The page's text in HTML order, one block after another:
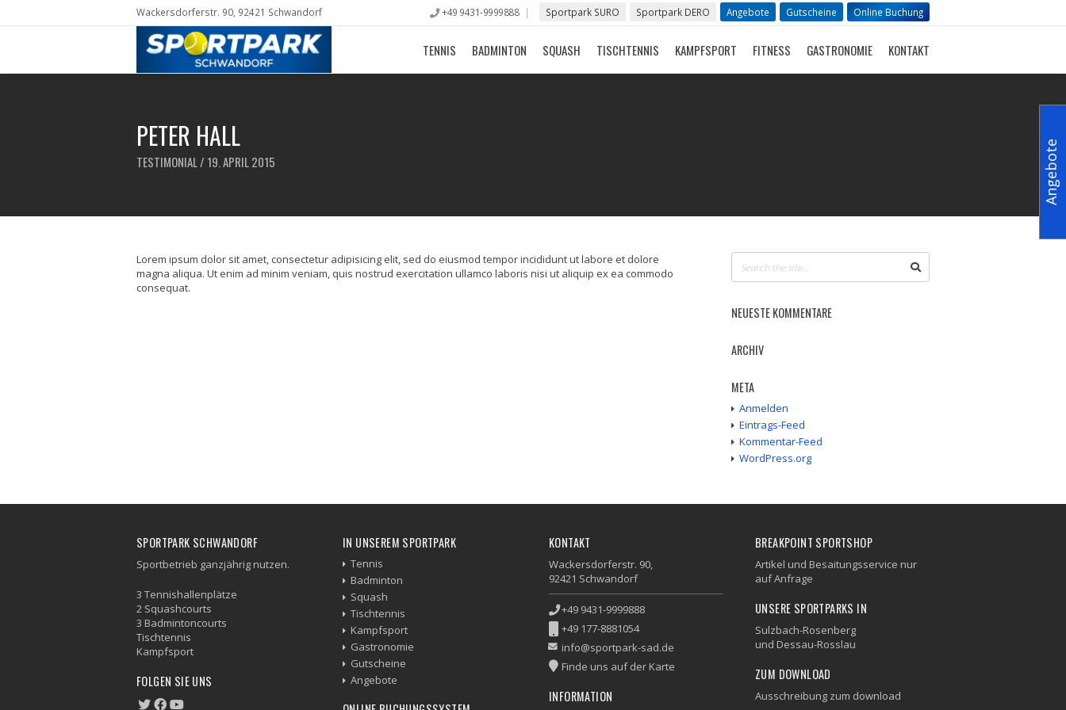
Wackersdorferstr. 90, 92421 Schwandorf +49 9431-9999888 Sportpark SURO Sportpark DERO Angebote Gutscheine Online Buchung
TENNIS BADMINTON SQUASH TISCHTENNIS KAMPFSPORT FITNESS GASTRONOMIE KONTAKT
PETER HALL
TESTIMONIAL / 19. APRIL 2015
Lorem ipsum dolor sit amet, consectetur adipisicing elit, sed do eiusmod tempor incididunt ut labore et dolore
magna aliqua. Ut enim ad minim veniam, quis nostrud exercitation ullamco laboris nisi ut aliquip ex ea commodo
consequat.
NEUESTE KOMMENTARE
ARCHIV
META
Anmelden
Eintrags-Feed
Kommentar-Feed
WordPress.org
SPORTPARK SCHWANDORF
Sportbetrieb ganzjährig nutzen.
3 Tennishallenplätze
2 Squashcourts
3 Badmintoncourts
Tischtennis
Kampfsport
FOLGEN SIE UNS
IN UNSEREM SPORTPARK
Tennis
Badminton
Squash
Tischtennis
Kampfsport
Gastronomie
Gutscheine
Angebote
KONTAKT
Wackersdorferstr. 90,
92421 Schwandorf
+49 9431-9999888
+49 177-8881054
info@sportpark-sad.de
Finde uns auf der Karte
INFORMATION
BREAKPOINT SPORTSHOP
Artikel und Besaitungsservice nur
auf Anfrage
UNSERE SPORTPARKS IN
Sulzbach-Rosenberg
und Dessau-Rosslau
ZUM DOWNLOAD
Ausschreibung zum download
Angebote